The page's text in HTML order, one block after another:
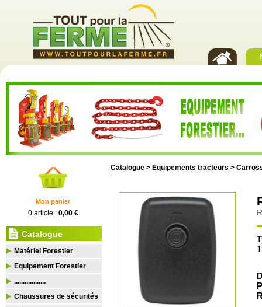
Mon panier
0 article : 0,00 €
Catalogue
Matériel Forestier
Equipement Forestier
..................
Chaussures de sécurités
Catalogue > Equipements tracteurs >